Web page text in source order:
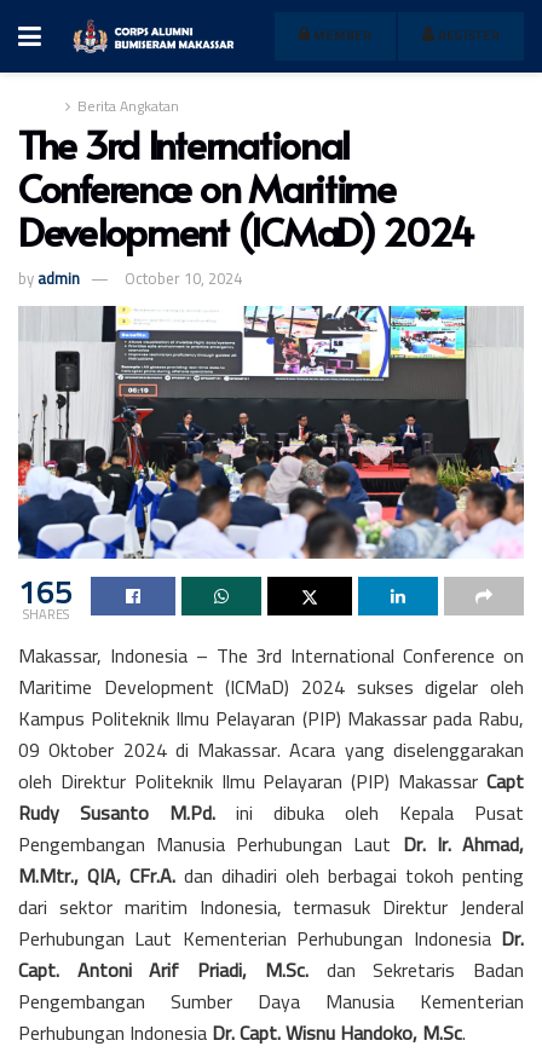
MEMBER REGISTER
Berita Angkatan
The 3rd International
Conference on Maritime
Development (ICMaD) 2024
byadmin October 10, 2024
165
SHARES
Makassar, Indonesia – The 3rd International Conference on
Maritime Development (ICMaD) 2024 sukses digelar oleh
Kampus Politeknik Ilmu Pelayaran (PIP) Makassar pada Rabu,
09 Oktober 2024 di Makassar. Acara yang diselenggarakan
oleh Direktur Politeknik Ilmu Pelayaran (PIP) MakassarCapt
Rudy Susanto M.Pd. ini dibuka oleh Kepala Pusat
Pengembangan Manusia Perhubungan Laut Dr. Ir. Ahmad,
M.Mtr., QIA, CFr.A. dan dihadiri oleh berbagai tokoh penting
dari sektor maritim Indonesia, termasuk Direktur Jenderal
Perhubungan Laut Kementerian Perhubungan Indonesia Dr.
Capt. Antoni Arif Priadi, M.Sc. dan Sekretaris Badan
Pengembangan Sumber Daya Manusia Kementerian
Perhubungan IndonesiaDr. Capt. Wisnu Handoko, M.Sc.